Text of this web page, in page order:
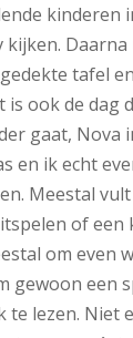
kinderen
kijken.
tafel
ook de dag
gaat, Nova
en ik echt
Meestal
of een
om even
gewoon een
te lezen. Niet